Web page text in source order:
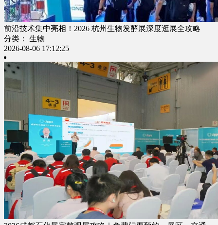
前沿技术集中亮相！2026 杭州生物发酵展深度逛展全攻略
分类： 生物
2026-08-06 17:12:25